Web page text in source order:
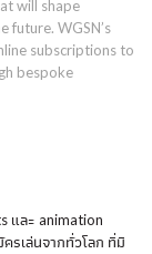
will shape
future. WGSN’s
subscriptions to
bespoke
และ animation
รเล่นจากทั่วโลก ที่มี